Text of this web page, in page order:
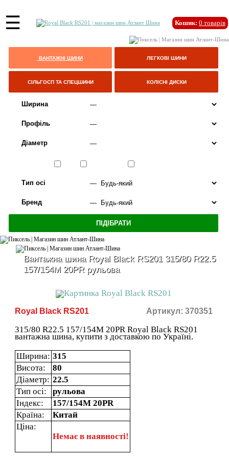
☰ Кошик: 0 товарів
ВАНТАЖНІ ШИНИ ЛЕГКОВІ ШИНИ
СІЛЬГОСП ТА СПЕЦШИНИ КОЛІСНІ ДИСКИ
Ширина
Профіль
Діаметр
Тип осі
Бренд
Вантажна шина Royal Black RS201 315/80 R22.5
157/154М 20PR рульова
Royal Black RS201 Артикул: 370351
315/80 R22.5 157/154М 20PR Royal Black RS201
вантажна шина, купити з доставкою по Україні.
Ширина: 315
Висота:
80
Діаметр: 22.5
Тип осі:
рульова
Індекс:
157/154М 20PR
Країна:
Китай
Ціна:
Немає в наявності!